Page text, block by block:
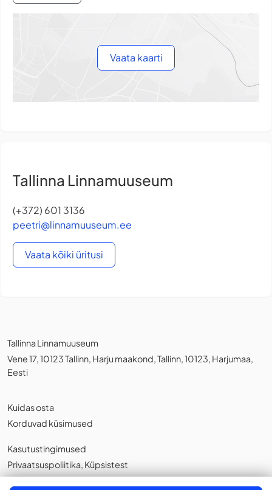
Vaata kaarti
Tallinna Linnamuuseum
(+372) 601 3136
peetri@linnamuuseum.ee
Vaata kõiki üritusi
Tallinna Linnamuuseum
Vene 17, 10123 Tallinn, Harju maakond, Tallinn, 10123, Harjumaa,
Eesti
Kuidas osta
Korduvad küsimused
Kasutustingimused
Privaatsuspoliitika, Küpsistest